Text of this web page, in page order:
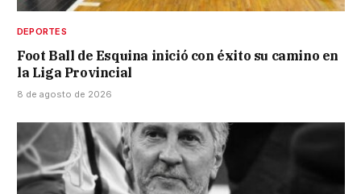
DEPORTES
Foot Ball de Esquina inició con éxito su camino en
la Liga Provincial
8 de agosto de 2026